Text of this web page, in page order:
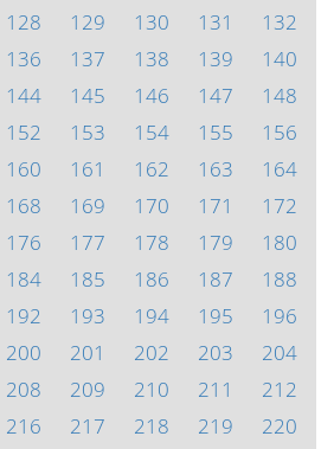
128 129 130 131
132
136 137 138 139
140
144 145 146 147
148
152 153 154 155
156
160 161 162 163
164
168 169 170 171
172
176 177 178 179
180
184 185 186 187
188
192 193 194 195
196
200 201 202 203
204
208 209 210 211
212
216 217 218 219
220